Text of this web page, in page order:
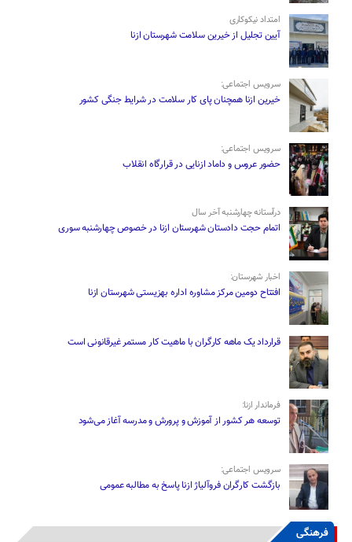
امتداد نیکوکاری
آیین تجلیل از خیرین سلامت شهرستان ازنا
سرویس اجتماعی:
خیرین ازنا همچنان پای کار سلامت در شرایط جنگی کشور
سرویس اجتماعی:
حضور عروس و داماد ازنایی در قرارگاه انقلاب
درآستانه چهارشنبه آخر سال
اتمام حجت دادستان شهرستان ازنا در خصوص چهارشنبه ‌سوری
اخبار شهرستان:
افتتاح دومین مرکز مشاوره اداره بهزیستی شهرستان ازنا
قرارداد یک ماهه کارگران با ماهیت کار مستمر غیرقانونی است
فرماندار ازنا:
توسعه هر کشور از آموزش و پرورش و مدرسه آغاز می‌شود
سرویس اجتماعی:
بازگشت کارگران فروآلیاژ ازنا پاسخ به مطالبه عمومی
فرهنگی